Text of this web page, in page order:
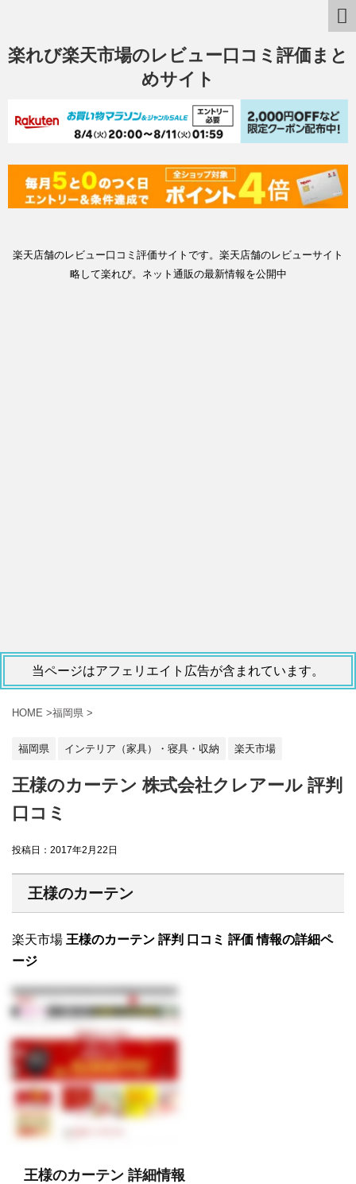
楽れび楽天市場のレビュー口コミ評価まと
めサイト
楽天店舗のレビュー口コミ評価サイトです。楽天店舗のレビューサイト
略して楽れび。ネット通販の最新情報を公開中
当ページはアフェリエイト広告が含まれています。
HOME >福岡県 >
福岡県 インテリア（家具）・寝具・収納 楽天市場
王様のカーテン 株式会社クレアール 評判
口コミ
投稿日： 2017年2月22日
王様のカーテン
楽天市場 王様のカーテン 評判 口コミ 評価 情報の詳細ペ
ージ
王様のカーテン 詳細情報